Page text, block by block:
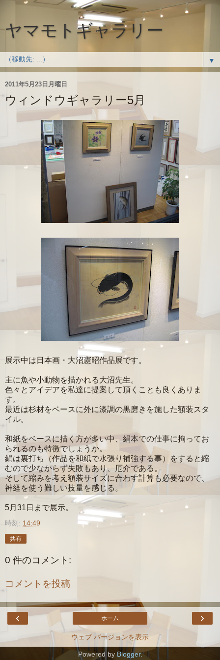
ヤマモトギャラリー
▼
2011年5月23日月曜日
ウィンドウギャラリー5月
展示中は日本画・大沼憲昭作品展です。
主に魚や小動物を描かれる大沼先生。
色々とアイデアを私達に提案して頂くことも良くありま
す。
最近は杉材をベースに外に漆調の黒磨きを施した額装スタ
イル。
和紙をベースに描く方が多い中、絹本での仕事に拘ってお
られるのも特徴でしょうか。
絹は裏打ち（作品を和紙で水張り補強する事）をすると縮
むので少なからず失敗もあり、厄介である。
そして縮みを考え額装サイズに合わす計算も必要なので、
神経を使う難しい技量を感じる。
5月31日まで展示。
時刻: 14:49
共有
0 件のコメント:
コメントを投稿
‹ ›
ホーム
ウェブ バージョンを表示
Powered by Blogger.